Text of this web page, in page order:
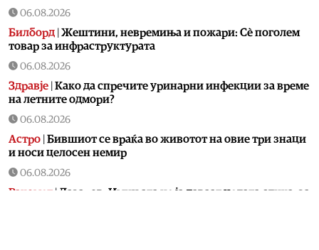
06.08.2026
Билборд Жештини, невремиња и пожари: Сè поголем
товар за инфраструктурата
06.08.2026
Здравје Како да спречите уринарни инфекции за време
на летните одмори?
06.08.2026
Астро Бившиот се враќа во животот на овие три знаци
и носи целосен немир
06.08.2026
Ракомет | Лазаров: Имињата не ја даваат целата слика, за